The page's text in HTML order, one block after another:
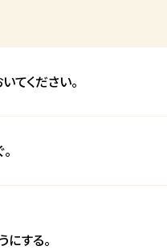
てください。
する。